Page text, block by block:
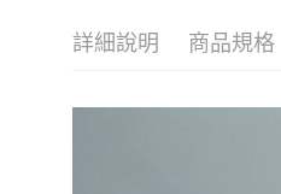
詳細說明 商品規格